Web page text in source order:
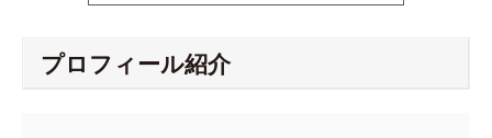
プロフィール紹介